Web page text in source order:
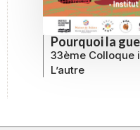
Pourquoi la
33ème Colloque
L’autre